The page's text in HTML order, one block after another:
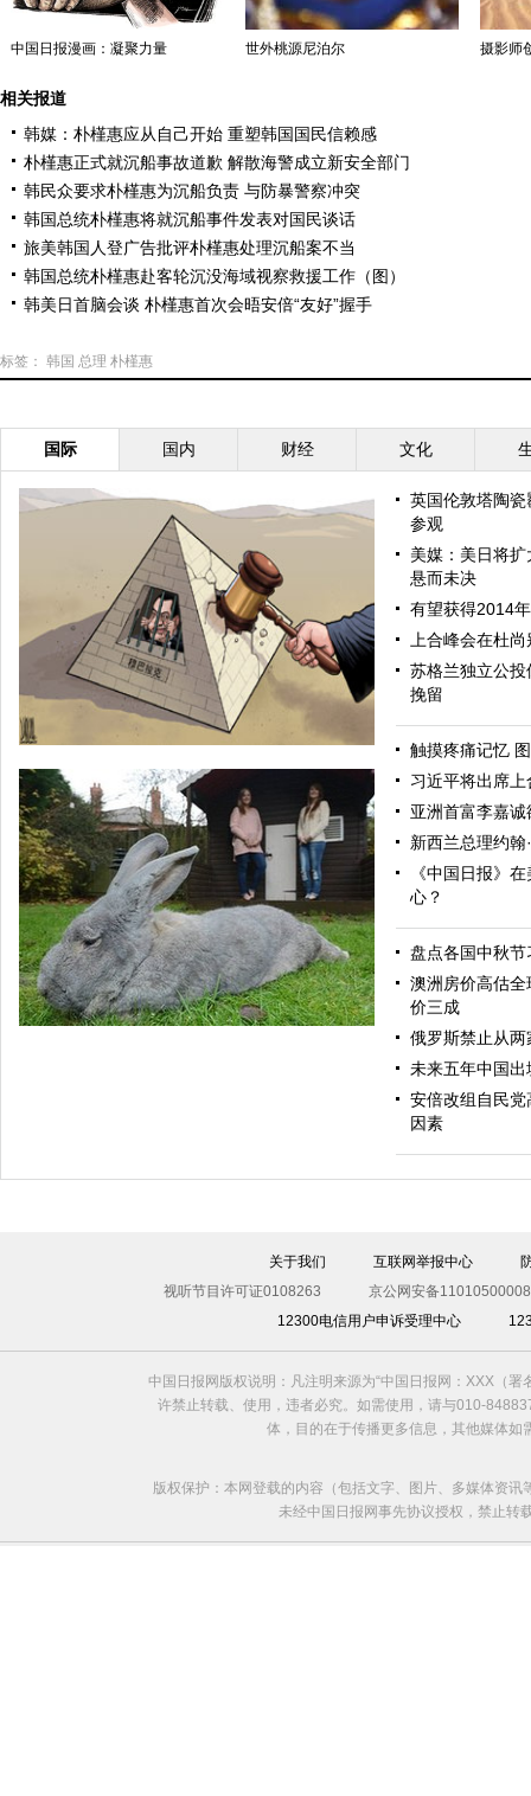
中国日报漫画：凝聚力量 世外桃源尼泊尔 摄影师
相关报道
韩媒：朴槿惠应从自己开始 重塑韩国国民信赖感
朴槿惠正式就沉船事故道歉 解散海警成立新安全部门
韩民众要求朴槿惠为沉船负责 与防暴警察冲突
韩国总统朴槿惠将就沉船事件发表对国民谈话
旅美韩国人登广告批评朴槿惠处理沉船案不当
韩国总统朴槿惠赴客轮沉没海域视察救援工作（图）
韩美日首脑会谈 朴槿惠首次会晤安倍“友好”握手
标签： 韩国 总理 朴槿惠
国际 国内 财经 文化
中国日报漫画：解救
英国巨兔重达6公斤身长近1米 身材秒杀宠物狗
英国伦敦塔陶
参观
美媒：美日将
悬而未决
有望获得2014
上合峰会在杜
苏格兰独立公
挽留
触摸疼痛记忆
习近平将出席
亚洲首富李嘉
新西兰总理约翰
《中国日报》
心？
盘点各国中秋节
澳洲房价高估
价三成
俄罗斯禁止从
未来五年中国
安倍改组自民
因素
关于我们 互联网举报中心
视听节目许可证0108263
京公网安备
12300电信用户申诉受理中心
中国日报网版权说明：凡注明来源为“中国日报网：XXX（
许禁止转载、使用，违者必究。如需使用，请与010-
体，目的在于传播更多信息，其他媒体
版权保护：本网登载的内容（包括文字、图片、多媒体资
未经中国日报网事先协议授权，禁止转